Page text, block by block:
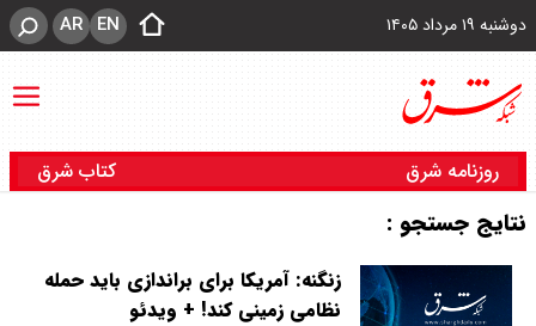
دوشنبه ۱۹ مرداد ۱۴۰۵ EN
AR
روزنامه شرق کتاب شرق
نتایج جستجو :
زنگنه: آمریکا برای براندازی باید حمله
نظامی زمینی کند! + ویدئو